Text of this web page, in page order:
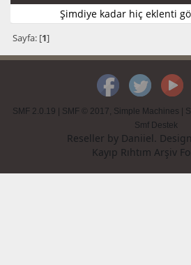
Şimdiye kadar hiç eklenti
Sayfa: [1]
SMF 2.0.19 | SMF © 2017 Simple Machines |
Smf Destek
Reseller by Daniiel.
Kayıp Rıhtım Arşiv